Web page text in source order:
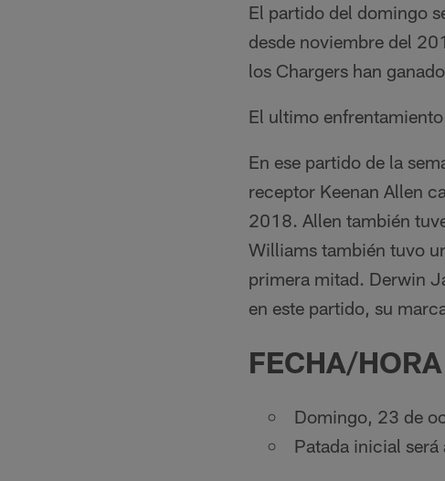
El partido del domingo
desde noviembre del
los Chargers han
El ultimo
En ese partido de la
receptor Keenan Allen
2018. Allen también
Williams también tuvo
primera mitad. Derwin
en este partido, su
FECHA/HORA
Domingo, 23 de
Patada inicial